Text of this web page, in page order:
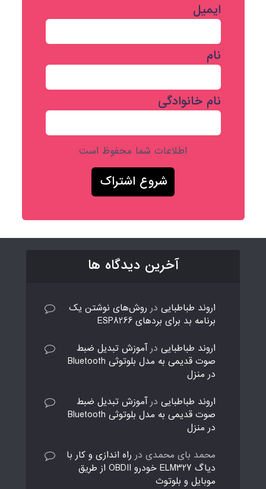
ایمیل
نام
نام خانوادگی
اطلاعات شما محفوظ است
آخرین دیدگاه ها
اروند طباطبایی در روش‌های نوشتن یک
برنامه بد برای بردهای ESP8266
اروند طباطبایی درآموزش تبدیل ضبط
صوت قدیمی به مدل بلوتوثی Bluetooth
در منزل
اروند طباطبایی درآموزش تبدیل ضبط
صوت قدیمی به مدل بلوتوثی Bluetooth
در منزل
محمد بای محمدی در راه اندازی و کار با
دیاگ ELM327 خودرو OBDII از طریق
موبایل و بلوتوث